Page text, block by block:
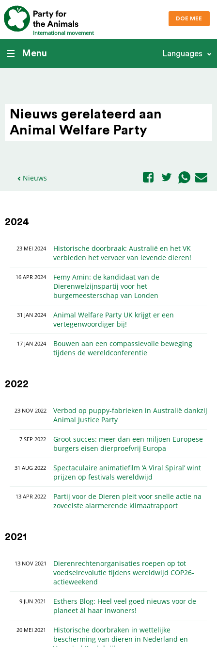
International movement
DOE MEE
Menu Languages
Nieuws gere­la­teerd aan
Animal Welfare Party
Nieuws
2024
23 MEI 2024
Historische doorbraak: Australië en het VK
verbieden het vervoer van levende dieren!
16 APR 2024
Femy Amin: de kandidaat van de
Dierenwelzijnspartij voor het
burgemeesterschap van Londen
31 JAN 2024
Animal Welfare Party UK krijgt er een
vertegenwoordiger bij!
17 JAN 2024
Bouwen aan een compassievolle beweging
tijdens de wereldconferentie
2022
23 NOV 2022
Verbod op puppy-fabrieken in Australië dankzij
Animal Justice Party
7 SEP 2022
Groot succes: meer dan een miljoen Europese
burgers eisen dierproefvrij Europa
31 AUG 2022
Spectaculaire animatiefilm ‘A Viral Spiral’ wint
prijzen op festivals wereldwijd
13 APR 2022
Partij voor de Dieren pleit voor snelle actie na
zoveelste alarmerende klimaatrapport
2021
13 NOV 2021
Dierenrechtenorganisaties roepen op tot
voedselrevolutie tijdens wereldwijd COP26-
actieweekend
9 JUN 2021
Esthers Blog: Heel veel goed nieuws voor de
planeet ál haar inwoners!
20 MEI 2021
Historische doorbraken in wettelijke
bescherming van dieren in Nederland en